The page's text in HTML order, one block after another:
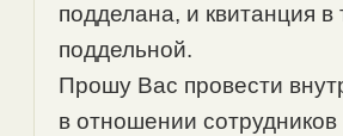
подделана, и квитанция в
поддельной.
Прошу Вас провести
в отношении